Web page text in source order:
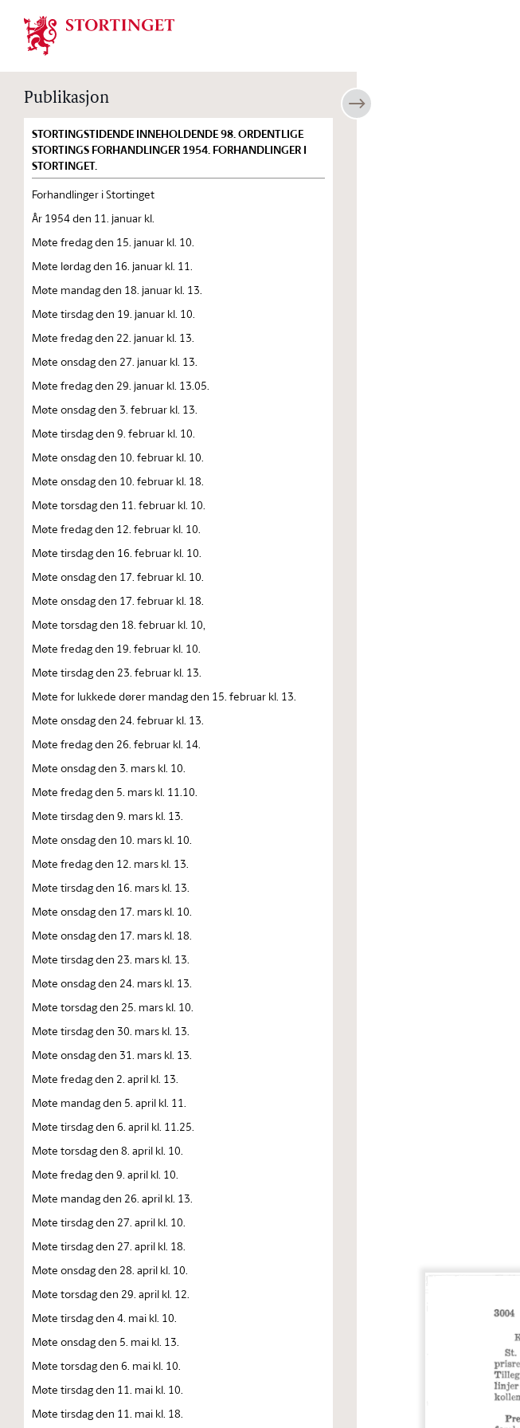
Stortinget.no
Publikasjon
STORTINGSTIDENDE INNEHOLDENDE 98. ORDENTLIGE
STORTINGS FORHANDLINGER 1954. FORHANDLINGER I
STORTINGET.
Forhandlinger i Stortinget
År 1954 den 11. januar kl.
Møte fredag den 15. januar kl. 10.
Møte lørdag den 16. januar kl. 11.
Møte mandag den 18. januar kl. 13.
Møte tirsdag den 19. januar kl. 10.
Møte fredag den 22. januar kl. 13.
Møte onsdag den 27. januar kl. 13.
Møte fredag den 29. januar kl. 13.05.
Møte onsdag den 3. februar kl. 13.
Møte tirsdag den 9. februar kl. 10.
Møte onsdag den 10. februar kl. 10.
Møte onsdag den 10. februar kl. 18.
Møte torsdag den 11. februar kl. 10.
Møte fredag den 12. februar kl. 10.
Møte tirsdag den 16. februar kl. 10.
Møte onsdag den 17. februar kl. 10.
Møte onsdag den 17. februar kl. 18.
Møte torsdag den 18. februar kl. 10,
Møte fredag den 19. februar kl. 10.
Møte tirsdag den 23. februar kl. 13.
Møte for lukkede dører mandag den 15. februar kl. 13.
Møte onsdag den 24. februar kl. 13.
Møte fredag den 26. februar kl. 14.
Møte onsdag den 3. mars kl. 10.
Møte fredag den 5. mars kl. 11.10.
Møte tirsdag den 9. mars kl. 13.
Møte onsdag den 10. mars kl. 10.
Møte fredag den 12. mars kl. 13.
Møte tirsdag den 16. mars kl. 13.
Møte onsdag den 17. mars kl. 10.
Møte onsdag den 17. mars kl. 18.
Møte tirsdag den 23. mars kl. 13.
Møte onsdag den 24. mars kl. 13.
Møte torsdag den 25. mars kl. 10.
Møte tirsdag den 30. mars kl. 13.
Møte onsdag den 31. mars kl. 13.
Møte fredag den 2. april kl. 13.
Møte mandag den 5. april kl. 11.
Møte tirsdag den 6. april kl. 11.25.
Møte torsdag den 8. april kl. 10.
Møte fredag den 9. april kl. 10.
Møte mandag den 26. april kl. 13.
Møte tirsdag den 27. april kl. 10.
Møte tirsdag den 27. april kl. 18.
Møte onsdag den 28. april kl. 10.
Møte torsdag den 29. april kl. 12.
Møte tirsdag den 4. mai kl. 10.
Møte onsdag den 5. mai kl. 13.
Møte torsdag den 6. mai kl. 10.
Møte tirsdag den 11. mai kl. 10.
Møte tirsdag den 11. mai kl. 18.